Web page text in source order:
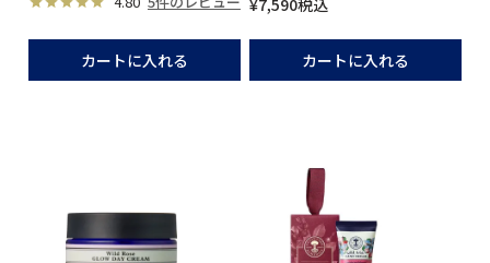
カートに入れる カートに入れる